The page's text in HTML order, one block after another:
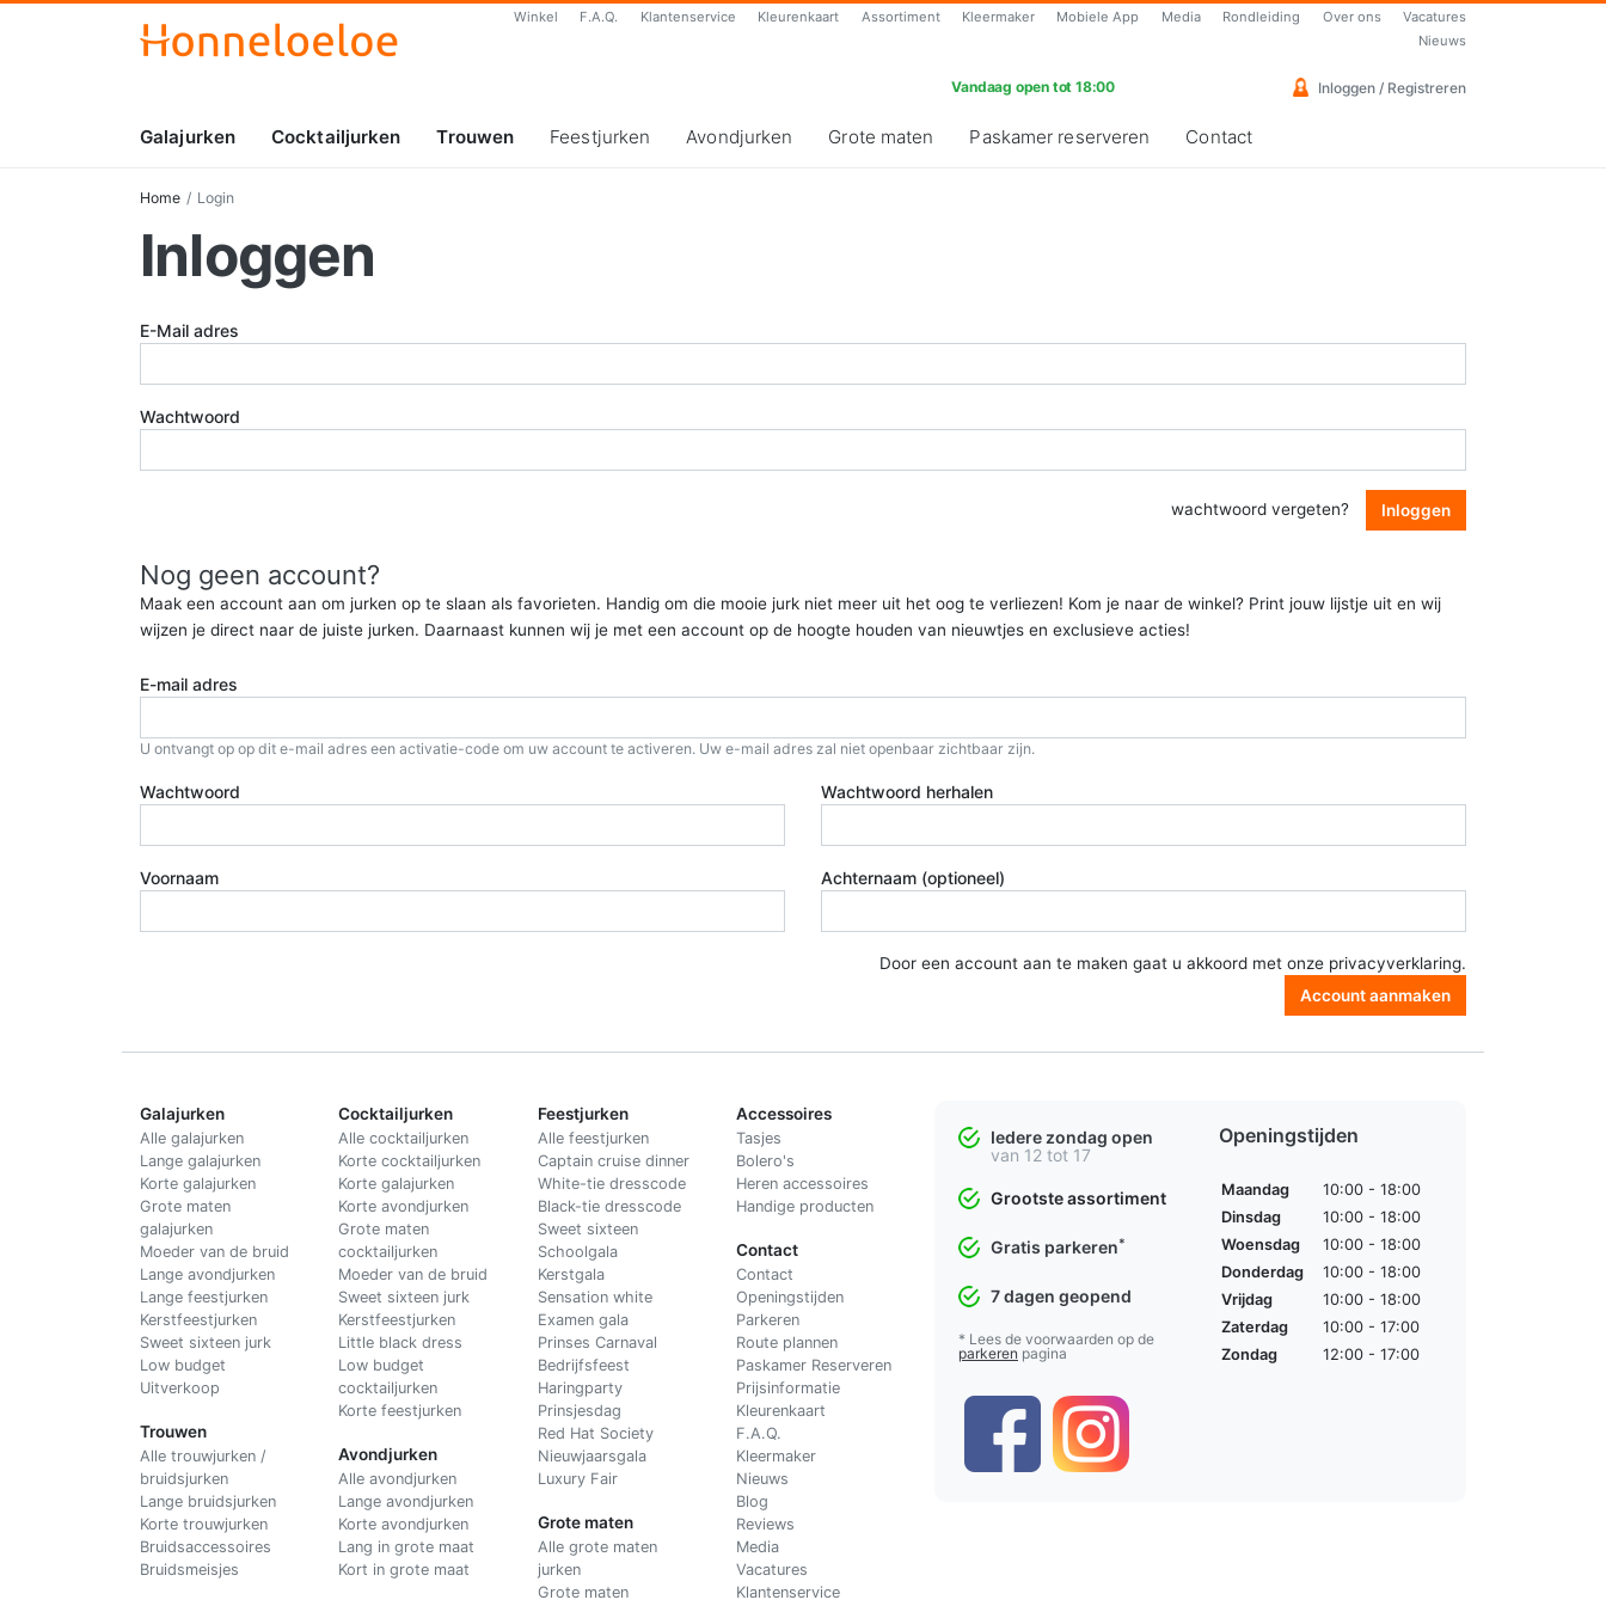
Winkel F.A.Q. Klantenservice Kleurenkaart Assortiment Kleermaker Mobiele App Media Rondleiding Over ons
Vacatures
Nieuws
Vandaag open tot 18:00 Inloggen / Registreren
Galajurken Cocktailjurken Trouwen Feestjurken Avondjurken Grote maten Paskamer reserveren Contact
Home Login
Inloggen
E-Mail adres
Wachtwoord
wachtwoord vergeten? Inloggen
Nog geen account?
Maak een account aan om jurken op te slaan als favorieten. Handig om die mooie jurk niet meer uit het oog te verliezen! Kom je naar de winkel? Print jouw lijstje uit en wij
wijzen je direct naar de juiste jurken. Daarnaast kunnen wij je met een account op de hoogte houden van nieuwtjes en exclusieve acties!
E-mail adres
U ontvangt op op dit e-mail adres een activatie-code om uw account te activeren. Uw e-mail adres zal niet openbaar zichtbaar zijn.
Wachtwoord Wachtwoord herhalen
Voornaam Achternaam (optioneel)
Door een account aan te maken gaat u akkoord met onze privacyverklaring.
Account aanmaken
Galajurken
Alle galajurken
Lange galajurken
Korte galajurken
Grote maten
galajurken
Moeder van de bruid
Lange avondjurken
Lange feestjurken
Kerstfeestjurken
Sweet sixteen jurk
Low budget
Uitverkoop
Trouwen
Alle trouwjurken /
bruidsjurken
Lange bruidsjurken
Korte trouwjurken
Bruidsaccessoires
Bruidsmeisjes
Cocktailjurken
Alle cocktailjurken
Korte cocktailjurken
Korte galajurken
Korte avondjurken
Grote maten
cocktailjurken
Moeder van de bruid
Sweet sixteen jurk
Kerstfeestjurken
Little black dress
Low budget
cocktailjurken
Korte feestjurken
Avondjurken
Alle avondjurken
Lange avondjurken
Korte avondjurken
Lang in grote maat
Kort in grote maat
Feestjurken
Alle feestjurken
Captain cruise dinner
White-tie dresscode
Black-tie dresscode
Sweet sixteen
Schoolgala
Kerstgala
Sensation white
Examen gala
Prinses Carnaval
Bedrijfsfeest
Haringparty
Prinsjesdag
Red Hat Society
Nieuwjaarsgala
Luxury Fair
Grote maten
Alle grote maten
jurken
Grote maten
Accessoires
Tasjes
Bolero's
Heren accessoires
Handige producten
Contact
Contact
Openingstijden
Parkeren
Route plannen
Paskamer Reserveren
Prijsinformatie
Kleurenkaart
F.A.Q.
Kleermaker
Nieuws
Blog
Reviews
Media
Vacatures
Klantenservice
Iedere zondag open
van 12 tot 17
Grootste assortiment
Gratis parkeren*
7 dagen geopend
* Lees de voorwaarden op de
parkeren pagina
Openingstijden
Maandag
10:00 - 18:00
Dinsdag
10:00 - 18:00
Woensdag
10:00 - 18:00
Donderdag
10:00 - 18:00
Vrijdag
10:00 - 18:00
Zaterdag
10:00 - 17:00
Zondag
12:00 - 17:00